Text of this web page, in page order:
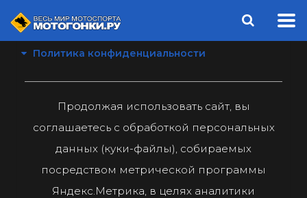
Политика конфиденциальности
Продолжая использовать сайт, вы
соглашаетесь с обработкой персональных
данных (куки-файлы), собираемых
посредством метрической программы
Яндекс.Метрика, в целях аналитики